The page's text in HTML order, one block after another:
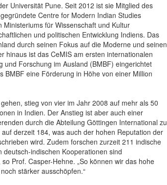
Universität Pune. Seit 2012 ist sie Mitglied des
Centre for Modern Indian Studies
für Wissenschaft und Kultur
und politischen Entwicklung Indiens. Das
durch seinen Fokus auf die Moderne und seinen
hinaus ist das CeMIS am ersten internationalen
Forschung im Ausland (BMBF) eingerichtet
eine Förderung in Höhe von einer Million
stieg von vier im Jahr 2008 auf mehr als 50
in Indien. Der Anstieg ist aber auch einer
durch die Abteilung Göttingen International zu
derzeit 184, was auch der hohen Reputation der
wird. Zudem forschen zurzeit 211 indische
indischen Kooperationen sind
Prof. Casper-Hehne. „So können wir das hohe
stärker ausschöpfen.“